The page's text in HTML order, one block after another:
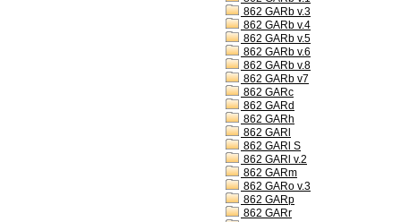
862 GARb v.3
862 GARb v.4
862 GARb v.5
862 GARb v.6
862 GARb v.8
862 GARb v7
862 GARc
862 GARd
862 GARh
862 GARl
862 GARl S
862 GARl v.2
862 GARm
862 GARo v.3
862 GARp
862 GARr